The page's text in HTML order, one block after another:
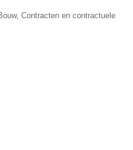
Contracten en contractuele